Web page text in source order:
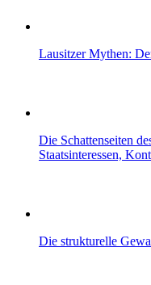
Lausitzer Mythen:
Die Schattenseiten
Staatsinteressen,
Die strukturelle